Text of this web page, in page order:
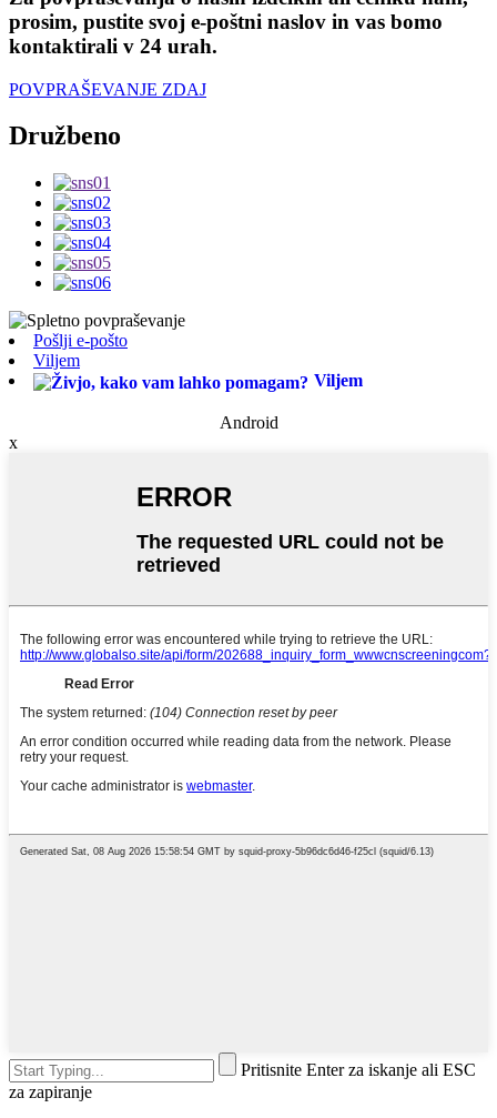
prosim, pustite svoj e-poštni naslov in vas bomo
kontaktirali v 24 urah.
POVPRAŠEVANJE ZDAJ
Družbeno
Pošlji e-pošto
Viljem
Viljem
Android
x
Pritisnite Enter za iskanje ali ESC
za zapiranje